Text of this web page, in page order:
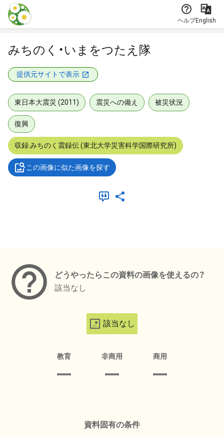
本文に飛ぶ
ヘルプEnglish
みちのく・いまをつたえ隊
提供元サイトで表示
東日本大震災 (2011) 震災への備え 被災状況
復興
収録:みちのく震録伝 (東北大学災害科学国際研究所)
この画像に似た画像を探す
どうやったらこの資料の画像を使えるの？
該当なし
該当なし
教育 非商用 商用
資料固有の条件